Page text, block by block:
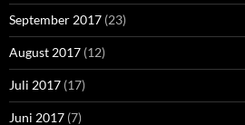
September 2017 (23)
August 2017 (12)
Juli 2017 (17)
Juni 2017 (7)